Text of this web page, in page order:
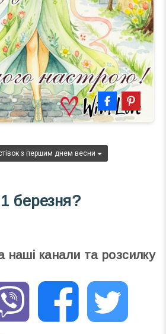
з першим днем весни
1 березня?
наші канали та розсилку